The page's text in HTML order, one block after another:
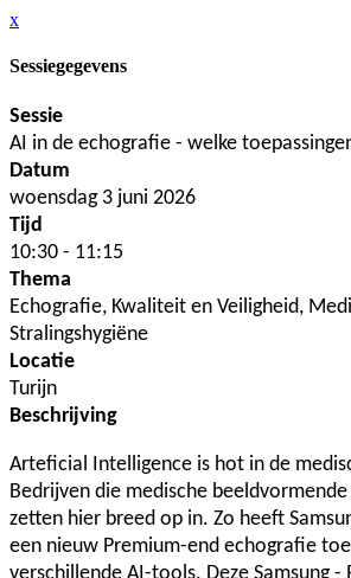
x
Sessiegegevens
Sessie
AI in de echografie - welke
Datum
woensdag 3 juni 2026
Tijd
10:30 - 11:15
Thema
Echografie, Kwaliteit en Veiligheid,
Stralingshygiëne
Locatie
Turijn
Beschrijving
Arteficial Intelligence is hot in de
Bedrijven die medische
zetten hier breed op in. Zo heeft
een nieuw Premium-end echografie
verschillende AI-tools. Deze Samsung -